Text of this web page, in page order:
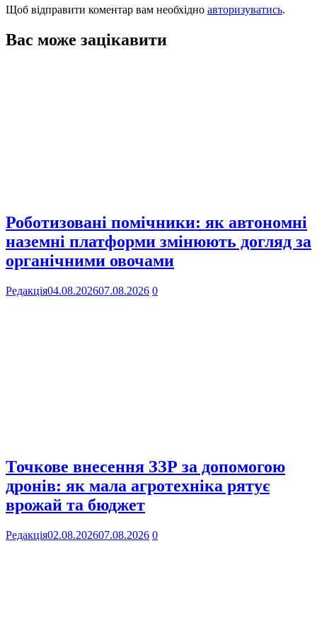
Щоб відправити коментар вам необхідно авторизуватись.
Вас може зацікавити
Роботизовані помічники: як автономні
наземні платформи змінюють догляд за
органічними овочами
Редакція04.08.202607.08.2026 0
Точкове внесення ЗЗР за допомогою
дронів: як мала агротехніка рятує
врожай та бюджет
Редакція02.08.202607.08.2026 0